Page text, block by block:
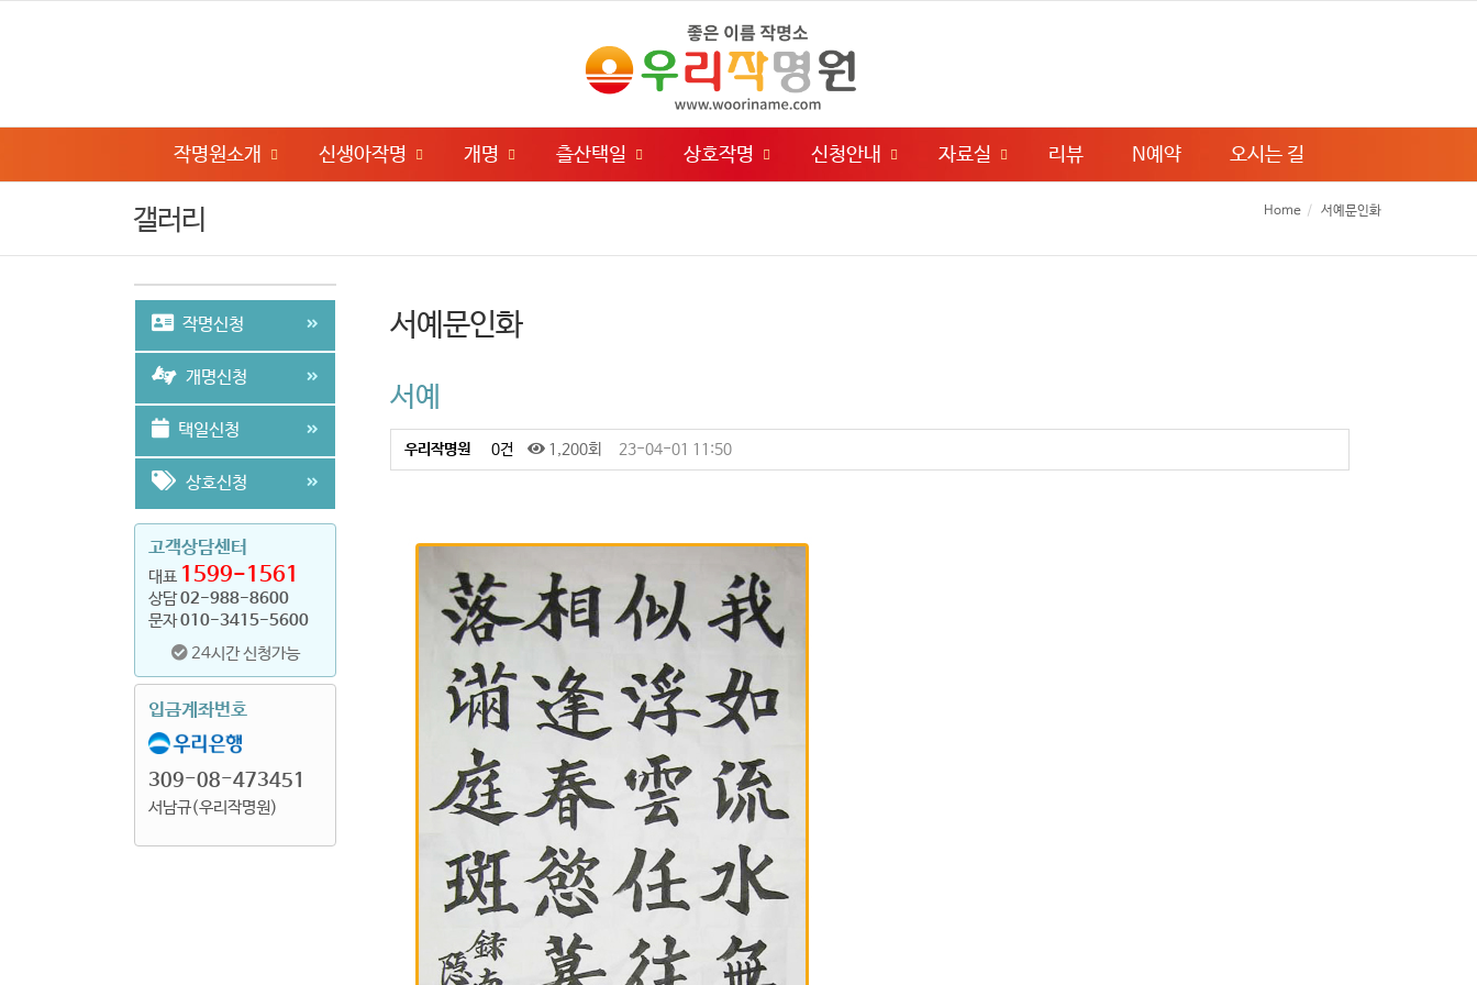
작명원소개 신생아작명 개명 츨산택일 상호작명 신청안내 자료실 리뷰 N예약 오시는 길
갤러리 Home 서예문인화
작명신청
개명신청
택일신청
상호신청
고객상담센터
대표 1599-1561
상담02-988-8600
문자010-3415-5600
24시간 신청가능
입금계좌번호
309-08-473451
서남규(우리작명원)
서예문인화
서예
우리작명원 0건 1,200회 23-04-01 11:50